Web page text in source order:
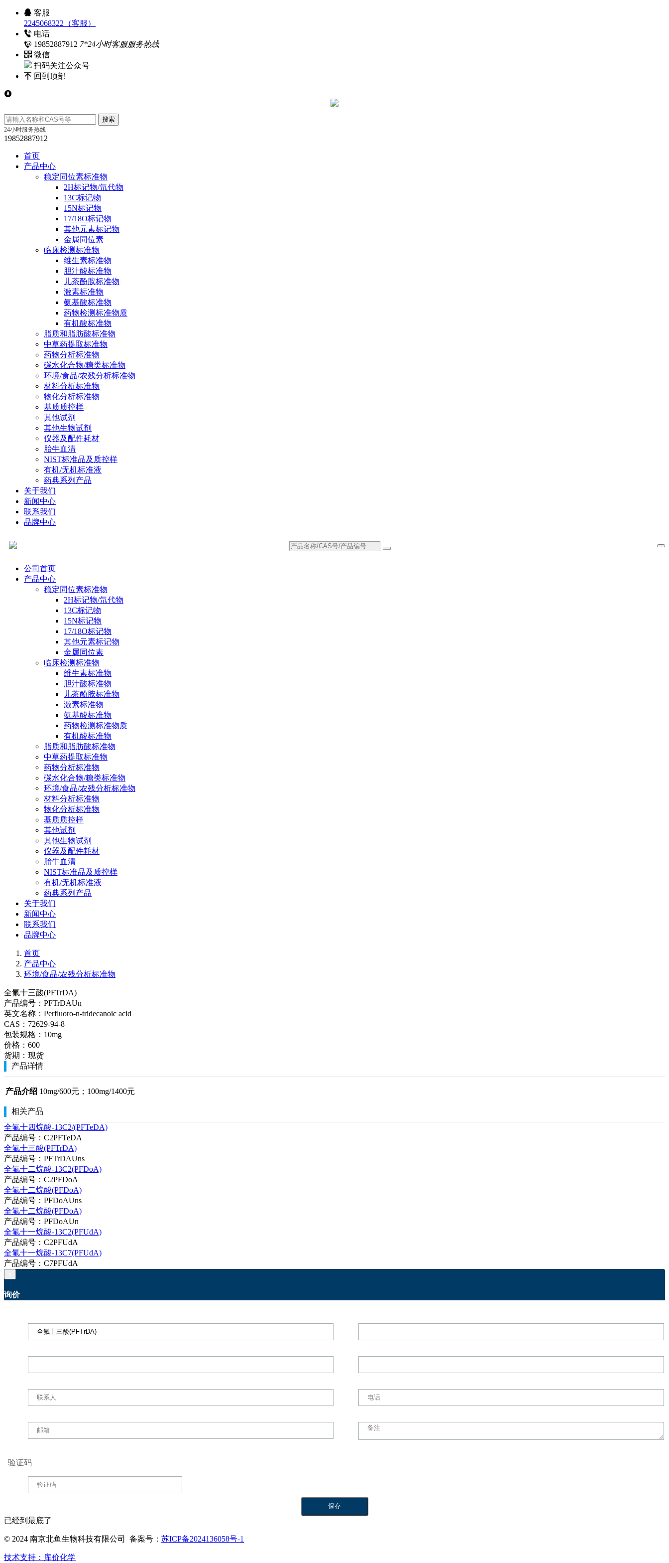
客服
2245068322（客服）
电话
19852887912 7*24小时客服服务热线
微信
扫码关注公众号
回到顶部
24小时服务热线
19852887912
首页
产品中心
稳定同位素标准物
2H标记物/氘代物
13C标记物
15N标记物
17/18O标记物
其他元素标记物
金属同位素
临床检测标准物
维生素标准物
胆汁酸标准物
儿茶酚胺标准物
激素标准物
氨基酸标准物
药物检测标准物质
有机酸标准物
脂质和脂肪酸标准物
中草药提取标准物
药物分析标准物
碳水化合物/糖类标准物
环境/食品/农残分析标准物
材料分析标准物
物化分析标准物
基质质控样
其他试剂
其他生物试剂
仪器及配件耗材
胎牛血清
NIST标准品及质控样
有机/无机标准液
药典系列产品
关于我们
新闻中心
联系我们
品牌中心
公司首页
产品中心
稳定同位素标准物
2H标记物/氘代物
13C标记物
15N标记物
17/18O标记物
其他元素标记物
金属同位素
临床检测标准物
维生素标准物
胆汁酸标准物
儿茶酚胺标准物
激素标准物
氨基酸标准物
药物检测标准物质
有机酸标准物
脂质和脂肪酸标准物
中草药提取标准物
药物分析标准物
碳水化合物/糖类标准物
环境/食品/农残分析标准物
材料分析标准物
物化分析标准物
基质质控样
其他试剂
其他生物试剂
仪器及配件耗材
胎牛血清
NIST标准品及质控样
有机/无机标准液
药典系列产品
关于我们
新闻中心
联系我们
品牌中心
首页
产品中心
环境/食品/农残分析标准物
全氟十三酸(PFTrDA)
产品编号： PFTrDAUn
英文名称： Perfluoro-n-tridecanoic acid
CAS： 72629-94-8
包装规格： 10mg
价格： 600
货期： 现货
产品详情
产品介绍 10mg/600元；100mg/1400元
相关产品
全氟十四烷酸-13C2/(PFTeDA)
产品编号：C2PFTeDA
全氟十三酸(PFTrDA)
产品编号：PFTrDAUns
全氟十二烷酸-13C2(PFDoA)
产品编号：C2PFDoA
全氟十二烷酸(PFDoA)
产品编号：PFDoAUns
全氟十二烷酸(PFDoA)
产品编号：PFDoAUn
全氟十一烷酸-13C2(PFUdA)
产品编号：C2PFUdA
全氟十一烷酸-13C7(PFUdA)
产品编号：C7PFUdA
询价
验证码
已经到最底了
© 2024 南京北鱼生物科技有限公司 备案号： 苏ICP备2024136058号-1
技术支持：库价化学